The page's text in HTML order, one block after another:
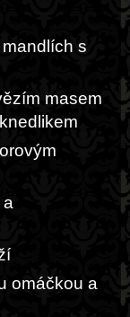
s
masem
a
omáčkou a